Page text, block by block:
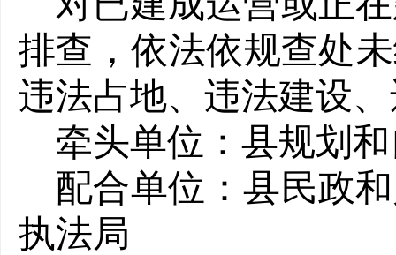
排查，依法依规查处
违法占地、违法建设
牵头单位：县规划
配合单位：县民政
执法局